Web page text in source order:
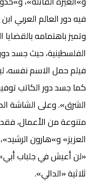
فيه دور العالم العربي
وتميز باهتمامه
الفلسطينية، حيث جسد
فيلم حمل الاسم نفسه،
كما جسد دور الكاتب
الشرق». وعلى الشاشة
متنوعة من الأعمال،
العزيز» و»هارون
«لن أعيش في جلباب
ثلاثية «الدالي».